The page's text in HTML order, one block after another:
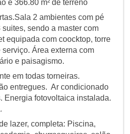
e 366.80 m² de terreno
2 ambientes com pé
sendo a master com
equipada com coocktop, torre
Área externa com
e paisagismo.
em todas torneiras.
entregues. Ar condicionado
Energia fotovoltaica instalada.
lazer, completa: Piscina,